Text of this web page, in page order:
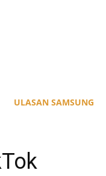
ULASAN SAMSUNG